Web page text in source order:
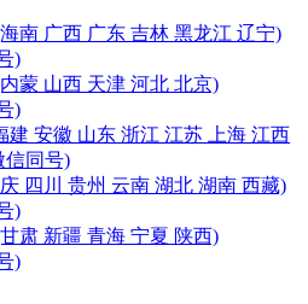
南 广西 广东 吉林 黑龙江 辽宁)
)
蒙 山西 天津 河北 北京)
)
建 安徽 山东 浙江 江苏 上海 江西
信同号)
四川 贵州 云南 湖北 湖南 西藏)
)
肃 新疆 青海 宁夏 陕西)
)